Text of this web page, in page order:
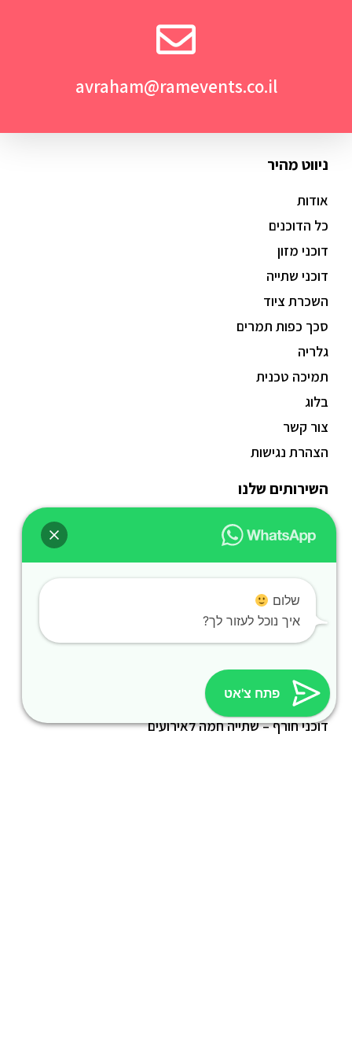
avraham@ramevents.co.il
ניווט מהיר
אודות
כל הדוכנים
דוכני מזון
דוכני שתייה
השכרת ציוד
סכך כפות תמרים
גלריה
תמיכה טכנית
בלוג
צור קשר
הצהרת נגישות
השירותים שלנו
פרווה
טבעוני
ללא גלוטן
נשנושים
בר משקאות אלכהולי
דוכני חורף – שתייה חמה לאירועים
פתח צ'אט
שלום
איך נוכל לעזור לך?